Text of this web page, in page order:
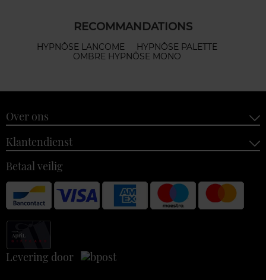
RECOMMANDATIONS
HYPNÔSE LANCOME
HYPNÔSE PALETTE
OMBRE HYPNÔSE MONO
Over ons
Klantendienst
Betaal veilig
Levering door